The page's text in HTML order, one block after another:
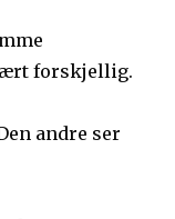
forskjellig.
andre ser